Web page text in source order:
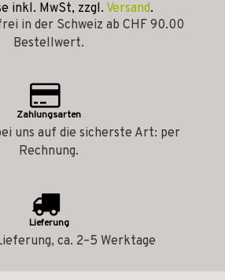
inkl. MwSt, zzgl. Versand.
in der Schweiz ab CHF 90.00
Bestellwert.
Zahlungsarten
uns auf die sicherste Art: per
Rechnung.
Lieferung
ca. 2–5 Werktage